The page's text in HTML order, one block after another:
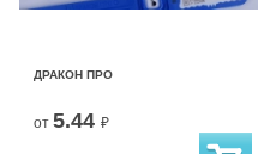
ДРАКОН ПРО
от 5.44 ₽